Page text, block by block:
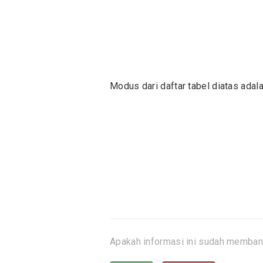
Modus dari daftar tabel diatas
Apakah informasi ini sudah